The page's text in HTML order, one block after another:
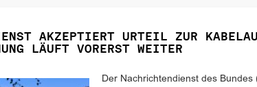
AKZEPTIERT URTEIL ZUR
LÄUFT VORERST WEITER
Der Nachrichtendienst des